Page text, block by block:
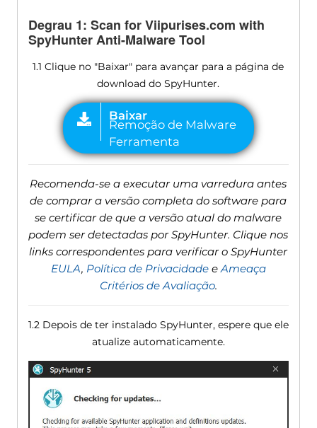
Degrau 1: Scan for Viipurises.com with
SpyHunter Anti-Malware Tool
1.1 Clique no "Baixar" para avançar para a página de
download do SpyHunter.
Recomenda-se a executar uma varredura antes
de comprar a versão completa do software para
se certificar de que a versão atual do malware
podem ser detectadas por SpyHunter. Clique nos
links correspondentes para verificar o SpyHunter
EULA, Política de PrivacidadeeAmeaça
Critérios de Avaliação.
1.2 Depois de ter instalado SpyHunter, espere que ele
atualize automaticamente.